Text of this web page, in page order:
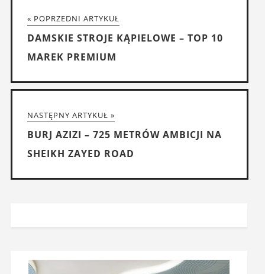
« POPRZEDNI ARTYKUŁ
DAMSKIE STROJE KĄPIELOWE – TOP 10
MAREK PREMIUM
NASTĘPNY ARTYKUŁ »
BURJ AZIZI – 725 METRÓW AMBICJI NA
SHEIKH ZAYED ROAD